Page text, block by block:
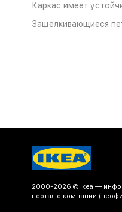
Каркас имеет
Защелкивающиеся
2000-2026 © Ikea —
портал о компании